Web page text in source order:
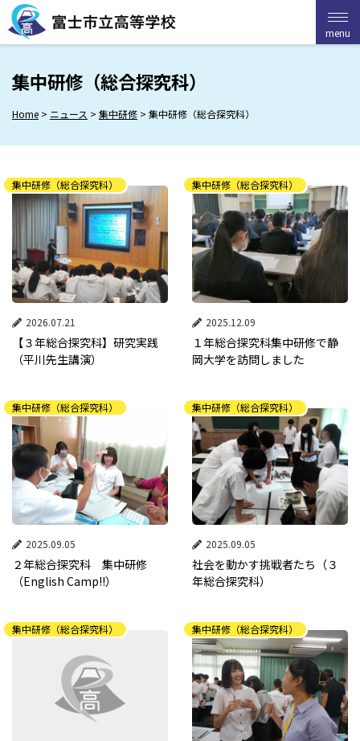
Skip
to
content
集中研修（総合探究科）
Home > ニュース > 集中研修 > 集中研修（総合探究科）
集中研修（総合探究科）
2026.07.21
【３年総合探究科】研究実践
（平川先生講演）
集中研修（総合探究科）
2025.12.09
１年総合探究科集中研修で静
岡大学を訪問しました
集中研修（総合探究科）
2025.09.05
２年総合探究科 集中研修
（English Camp!!）
集中研修（総合探究科）
2025.09.05
社会を動かす挑戦者たち（３
年総合探究科）
集中研修（総合探究科） 集中研修（総合探究科）
menu
menu